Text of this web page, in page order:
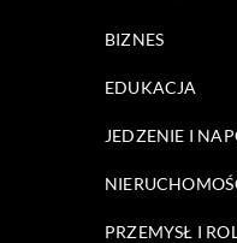
BIZNES
EDUKACJA
JEDZENIE I
PRZEMYSŁ I